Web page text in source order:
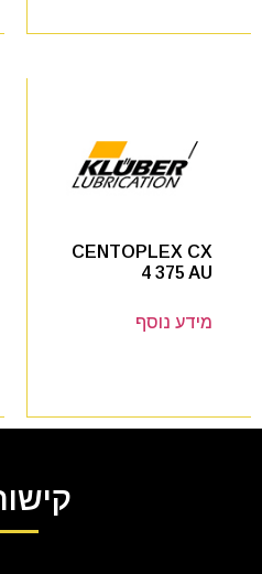
CENTOPLEX CX
4 375 AU
מידע נוסף